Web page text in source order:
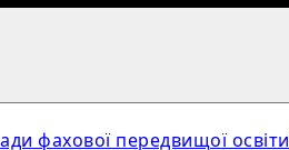
фахової передвищої освіти